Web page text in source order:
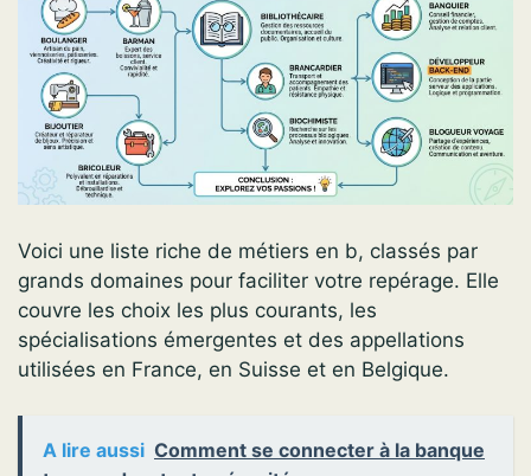
Voici une liste riche de métiers en b, classés par
grands domaines pour faciliter votre repérage. Elle
couvre les choix les plus courants, les
spécialisations émergentes et des appellations
utilisées en France, en Suisse et en Belgique.
A lire aussi Comment se connecter à la banque